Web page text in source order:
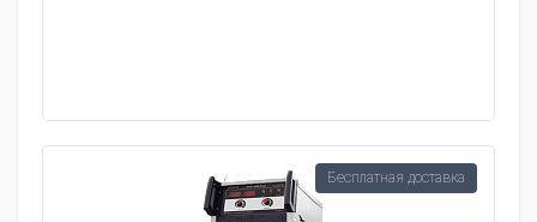
Бесплатная доставка